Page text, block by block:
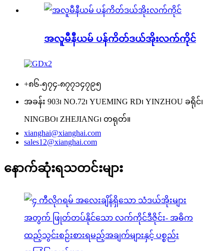
အလူမီနီယမ် ပန်ကိတ်ဒယ်အိုးလက်ကိုင်
+၈၆-၅၇၄-၈၇၇၁၄၇၉၅
အခန်း 903၊ NO.72၊ YUEMING RD၊ YINZHOU ခရိုင်၊
NINGBO၊ ZHEJIANG၊ တရုတ်။
xianghai@xianghai.com
sales12@xianghai.com
နောက်ဆုံးရသတင်းများ